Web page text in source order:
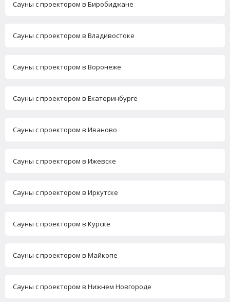
Сауны с проектором в Биробиджане
Сауны с проектором в Владивостоке
Сауны с проектором в Воронеже
Сауны с проектором в Екатеринбурге
Сауны с проектором в Иваново
Сауны с проектором в Ижевске
Сауны с проектором в Иркутске
Сауны с проектором в Курске
Сауны с проектором в Майкопе
Сауны с проектором в Нижнем Новгороде